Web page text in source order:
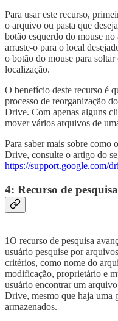
Para usar este recurso,
o arquivo ou pasta que
botão esquerdo do mouse
arraste-o para o local
o botão do mouse para
localização.
O benefício deste recurso é
processo de reorganização
Drive. Com apenas alguns
mover vários arquivos de
Para saber mais sobre como
Drive, consulte o artigo do
https://support.google.com/
4: Recurso de
1O recurso de pesquisa
usuário pesquise por
critérios, como nome do
modificação, proprietário e
usuário encontrar um
Drive, mesmo que haja uma
armazenados.